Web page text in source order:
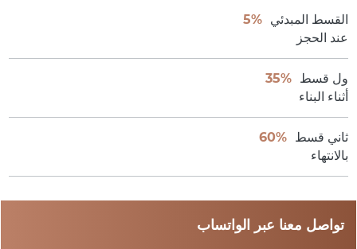
القسط المبدئي 5%
عند الحجز
ول قسط 35%
أثناء البناء
ثاني قسط 60%
بالانتهاء
تواصل معنا عبر الواتساب